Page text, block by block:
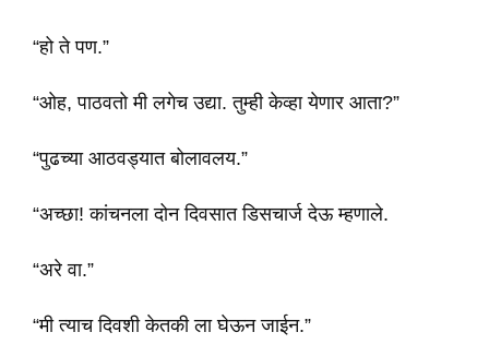
“हो ते पण.”
“ओह, पाठवतो मी लगेच उद्या. तुम्ही केव्हा येणार आता?”
“पुढच्या आठवड्यात बोलावलय.”
“अच्छा! कांचनला दोन दिवसात डिसचार्ज देऊ म्हणाले.
“अरे वा.”
“मी त्याच दिवशी केतकी ला घेऊन जाईन.”